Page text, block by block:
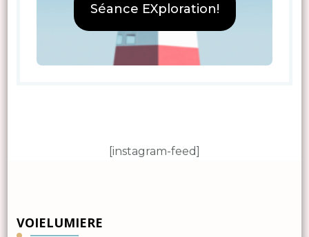
Séance EXploration!
[instagram-feed]
VOIELUMIERE